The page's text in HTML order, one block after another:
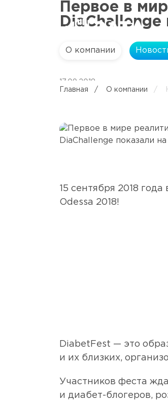
Главная / О компании /
Первое в
О компании
17.09.2018
15 сентября 2018
Odessa 2018!
DiabetFest — это
и их близких,
Участников феста
и диабет-блогеров,